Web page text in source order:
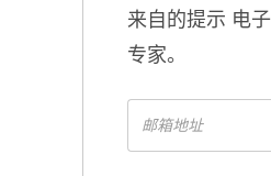
来自的提示 电
专家。